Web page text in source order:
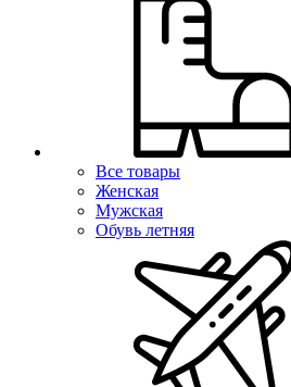
Все товары
Женская
Мужская
Обувь летняя